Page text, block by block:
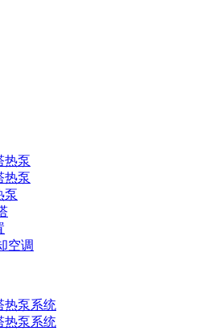
热泵
热泵
泵
空调
热泵系统
热泵系统